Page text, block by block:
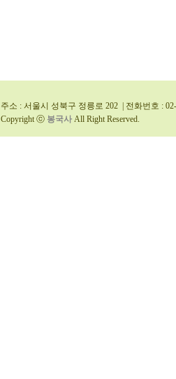
주소 : 서울시 성북구 정릉로 202 | 전화번호 :
Copyright ⓒ 봉국사 All Right Reserved.